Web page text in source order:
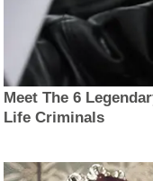
Meet The 6
Life Criminals